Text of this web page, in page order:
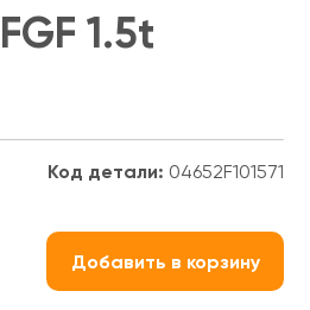
1.5t
Код детали: 04652F101571
Добавить в корзину